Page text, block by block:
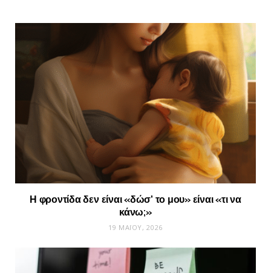
Η φροντίδα δεν είναι «δώσ’ το μου» είναι «τι να
κάνω;»
19 ΜΑΪ́ΟΥ, 2026